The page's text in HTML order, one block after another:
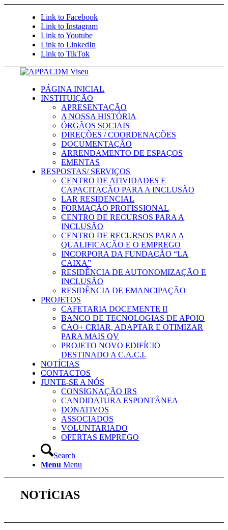
Link to Facebook
Link to Instagram
Link to Youtube
Link to LinkedIn
Link to TikTok
PÁGINA INICIAL
INSTITUIÇÃO
APRESENTAÇÃO
A NOSSA HISTÓRIA
ÓRGÃOS SOCIAIS
DIREÇÕES / COORDENAÇÕES
DOCUMENTAÇÃO
ARRENDAMENTO DE ESPAÇOS
EMENTAS
RESPOSTAS/ SERVIÇOS
CENTRO DE ATIVIDADES E
CAPACITAÇÃO PARA A INCLUSÃO
LAR RESIDENCIAL
FORMAÇÃO PROFISSIONAL
CENTRO DE RECURSOS PARA A
INCLUSÃO
CENTRO DE RECURSOS PARA A
QUALIFICAÇÃO E O EMPREGO
INCORPORA DA FUNDAÇÃO “LA
CAIXA”
RESIDÊNCIA DE AUTONOMIZAÇÃO E
INCLUSÃO
RESIDÊNCIA DE EMANCIPAÇÃO
PROJETOS
CAFETARIA DOCEMENTE II
BANCO DE TECNOLOGIAS DE APOIO
CAO+ CRIAR, ADAPTAR E OTIMIZAR
PARA MAIS QV
PROJETO NOVO EDIFÍCIO
DESTINADO A C.A.C.I.
NOTÍCIAS
CONTACTOS
JUNTE-SE A NÓS
CONSIGNAÇÃO IRS
CANDIDATURA ESPONTÂNEA
DONATIVOS
ASSOCIADOS
VOLUNTARIADO
OFERTAS EMPREGO
Search
Menu Menu
NOTÍCIAS